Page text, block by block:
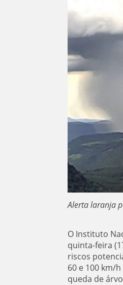
Alerta laranja
O Instituto
quinta-feira
riscos
60 e 100 km/
queda de